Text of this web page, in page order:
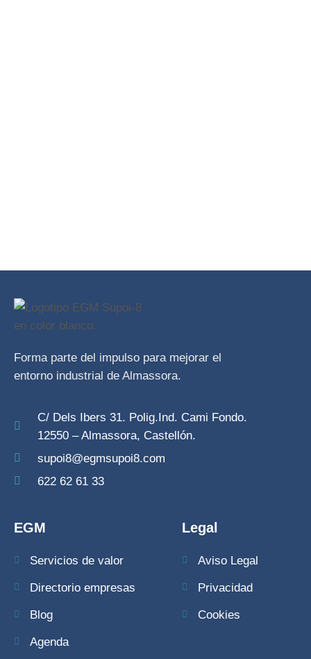
Forma parte del impulso para mejorar el
entorno industrial de Almassora.
C/ Dels Ibers 31. Polig.Ind. Cami Fondo.
12550 – Almassora, Castellón.
supoi8@egmsupoi8.com
622 62 61 33
EGM
Servicios de valor
Directorio empresas
Blog
Agenda
Legal
Aviso Legal
Privacidad
Cookies